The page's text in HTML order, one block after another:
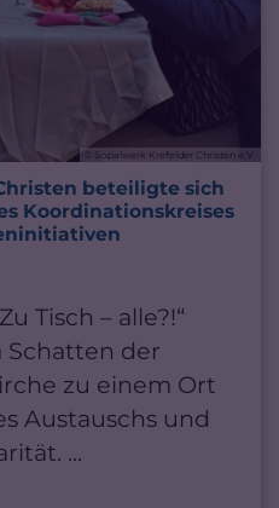
© Sozialwerk Krefelder Christen e.V.
beteiligte sich
Koordinationskreises
Tisch – alle?!“
der
zu einem Ort
Austauschs und
...